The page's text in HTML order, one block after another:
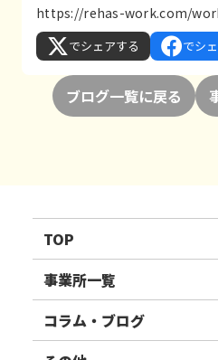
https://rehas-work.com/
でシェアする でシ
ブログ一覧に戻る
TOP
リハスワーク
リハスファーム
事業所一覧
関東エリア
コラム・ブログ